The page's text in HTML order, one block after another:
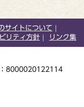
サイトについて
リティ方針 リンク集
8000020122114